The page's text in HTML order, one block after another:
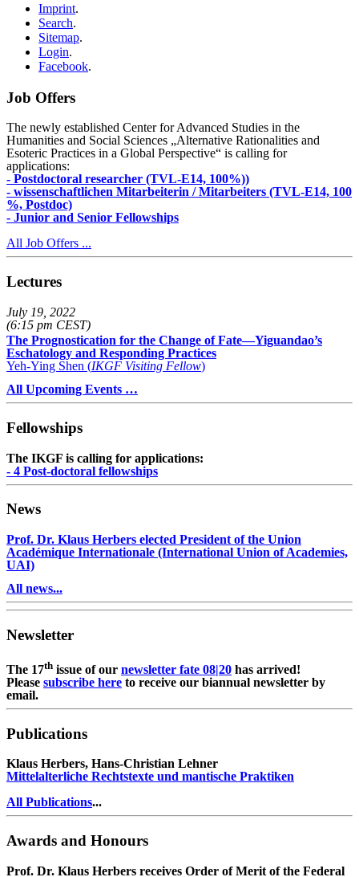
Imprint.
Search.
Sitemap.
Login.
Facebook.
Job Offers
The newly established Center for Advanced Studies in the
Humanities and Social Sciences „Alternative Rationalities and
Esoteric Practices in a Global Perspective“ is calling for
applications:
- Postdoctoral researcher (TVL-E14, 100%))
- wissenschaftlichen Mitarbeiterin / Mitarbeiters (TVL-E14, 100
%, Postdoc)
- Junior and Senior Fellowships
All Job Offers ...
Lectures
July 19, 2022
(6:15 pm CEST)
The Prognostication for the Change of Fate—Yiguandao’s
Eschatology and Responding Practices
Yeh-Ying Shen (IKGF Visiting Fellow)
All Upcoming Events …
Fellowships
The IKGF is calling for applications:
- 4 Post-doctoral fellowships
News
Prof. Dr. Klaus Herbers elected President of the Union
Académique Internationale (International Union of Academies,
UAI)
All news...
Newsletter
The 17th issue of our newsletter fate 08|20 has arrived!
Please subscribe here to receive our biannual newsletter by
email.
Publications
Klaus Herbers, Hans-Christian Lehner
Mittelalterliche Rechtstexte und mantische Praktiken
All Publications...
Awards and Honours
Prof. Dr. Klaus Herbers receives Order of Merit of the Federal